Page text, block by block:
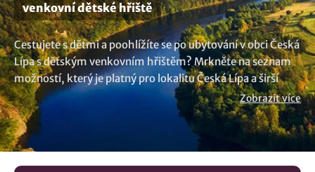
venkovní dětské hřiště
Cestujete s dětmi a poohlížíte se po ubytování v obci Česká
Lípa s dětským venkovním hřištěm? Mrkněte na seznam
možností, který je platný pro lokalitu Česká Lípa a širší
okolí. Zázemí, které ocení jak rodiče, tak především děti,
které se mohou vyřádit na prolézačkách, houpačkách,
skluzavkách, v dětském hradu, v lanovém parku nebo jen
tak pohrát na pískovišti. Díky dětskému hřišti, si tak rodiče
budou moci užít alespoň chvíle pohody a klidu.
Zobrazit více